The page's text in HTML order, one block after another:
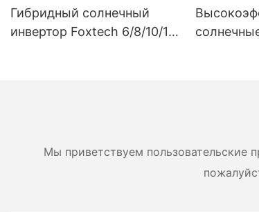
Гибридный солнечный
инвертор Foxtech 6/8/10/12
фотоэлектрической
Мы приветствуем пользовательские